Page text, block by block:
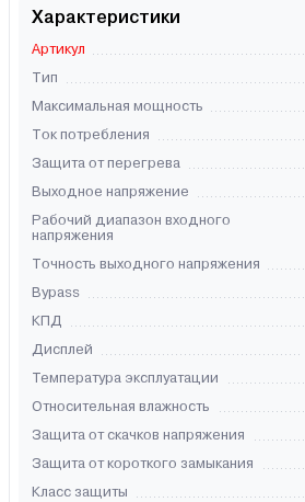
Характеристики
Артикул
Тип
Максимальная мощность
Ток потребления
Защита от перегрева
Выходное напряжение
Рабочий диапазон входного
напряжения
Точность выходного напряжения
Bypass
КПД
Дисплей
Температура эксплуатации
Относительная влажность
Защита от скачков напряжения
Защита от короткого замыкания
Класс защиты